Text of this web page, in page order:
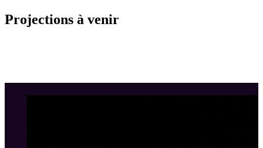
Projections à venir